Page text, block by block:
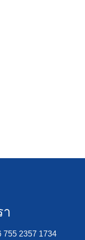
า
755 2357 1734